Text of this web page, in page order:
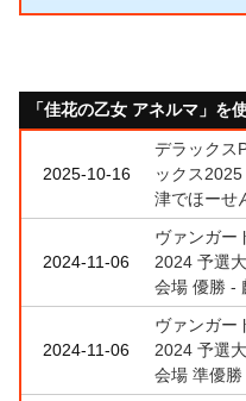
「佳花の乙女 アネルマ」を
2025-10-16
デラックス
ックス
津でほーせ
2024-11-06
ヴァンガー
2024 予選
会場 優勝 -
2024-11-06
ヴァンガー
2024 予選
会場 準優